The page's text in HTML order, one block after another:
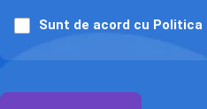
Sunt de acord cu Politica